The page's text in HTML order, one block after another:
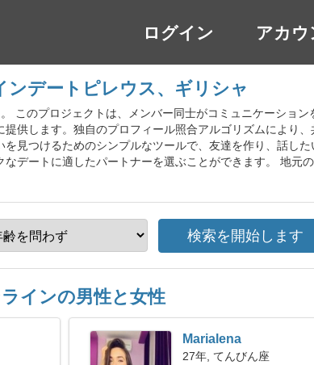
ログイン アカウ
ンデートピレウス、ギリシャ
このプロジェクトは、メンバー同士がコミュニケーション
供します。独自のプロフィール照合アルゴリズムにより
見つけるためのシンプルなツールで、友達を作り、話し
デートに適したパートナーを選ぶことができます。 地元
インの男性と女性
Marialena
27年, てんびん座